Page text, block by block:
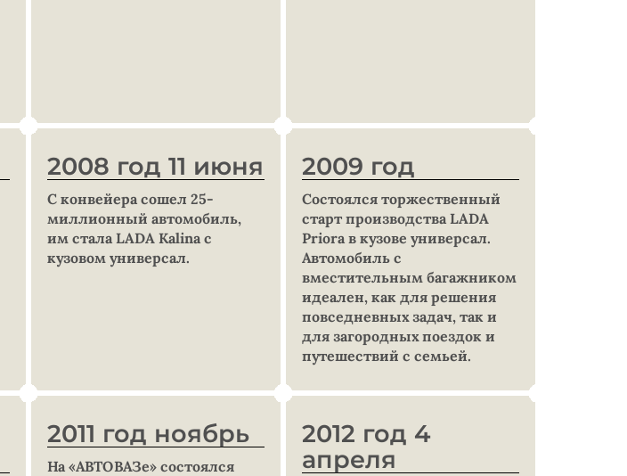
2008 год 11 июня
С конвейера сошел 25-
миллионный автомобиль,
им стала LADA Kalina с
кузовом универсал.
2009 год
Состоялся торжественный
старт производства LADA
Priora в кузове универсал.
Автомобиль с
вместительным багажником
идеален, как для решения
повседневных задач, так и
для загородных поездок и
путешествий с семьей.
2011 год ноябрь
На «АВТОВАЗе» состоялся
2012 год 4
апреля